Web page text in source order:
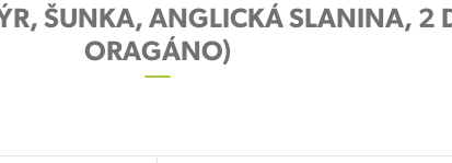
ŠUNKA, ANGLICKÁ SLANINA, 2
ORAGÁNO)